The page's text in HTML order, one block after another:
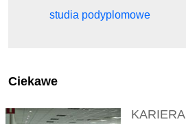
studia podyplomowe
Ciekawe
KARIERA